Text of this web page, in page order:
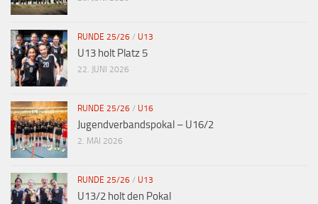
RUNDE 25/26 / U13
U13 holt Platz 5
22. JUNI 2026
RUNDE 25/26 / U16
Jugendverbandspokal – U16/2
2. MAI 2026
RUNDE 25/26 / U13
U13/2 holt den Pokal